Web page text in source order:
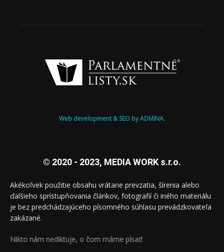
Web development & SEO by ADMINA.
© 2020 - 2023, MEDIA WORK s.r.o.
Akékoľvek použitie obsahu vrátane prevzatia, šírenia alebo
ďalšieho sprístupňovania článkov, fotografií či iného materiálu
je bez predchádzajúceho písomného súhlasu prevádzkovateľa
zakázané.
Nikto nám nediktuje, o čom máme písať!